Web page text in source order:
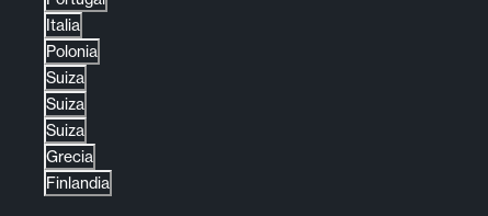
Italia
Polonia
Suiza
Suiza
Suiza
Grecia
Finlandia